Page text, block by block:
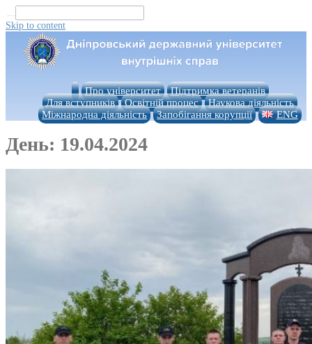
...
Skip to content
Про університет
Підтримка ветеранів
Для вступників
Освітній процес
Наукова діяльність
Міжнародна діяльність
Запобігання корупції ENG
День: 19.04.2024